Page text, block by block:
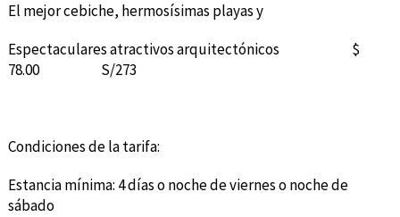
El mejor cebiche, hermosísimas playas y
Espectaculares atractivos arquitectónicos $
78.00 S/273
Condiciones de la tarifa:
Estancia mínima: 4 días o noche de viernes o noche de
sábado